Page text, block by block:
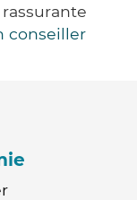
conseiller